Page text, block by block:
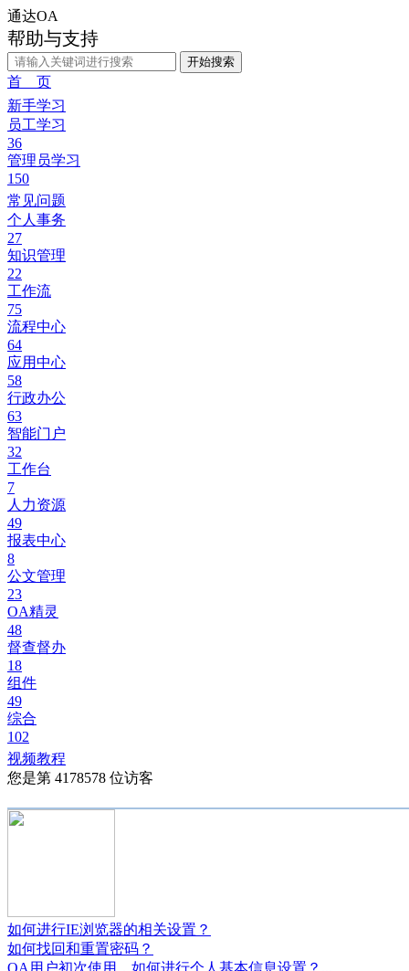
通达OA
帮助与支持
开始搜索
首 页
新手学习
员工学习
36
管理员学习
150
常见问题
个人事务
27
知识管理
22
工作流
75
流程中心
64
应用中心
58
行政办公
63
智能门户
32
工作台
7
人力资源
49
报表中心
8
公文管理
23
OA精灵
48
督查督办
18
组件
49
综合
102
视频教程
您是第 4178578 位访客
如何进行IE浏览器的相关设置？
如何找回和重置密码？